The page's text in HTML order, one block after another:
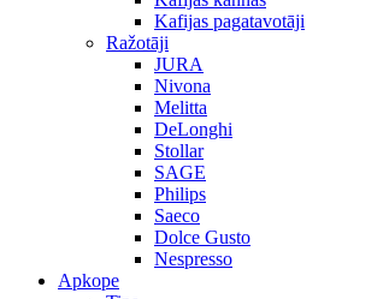
Kafijas pagatavotāji
Ražotāji
JURA
Nivona
Melitta
DeLonghi
Stollar
SAGE
Philips
Saeco
Dolce Gusto
Nespresso
Apkope